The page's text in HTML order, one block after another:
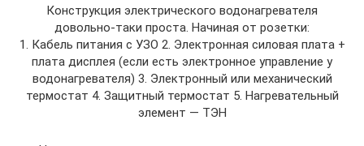
Конструкция электрического водонагревателя
довольно-таки проста. Начиная от розетки:
1. Кабель питания с УЗО 2. Электронная силовая плата +
плата дисплея (если есть электронное управление у
водонагревателя) 3. Электронный или механический
термостат 4. Защитный термостат 5. Нагревательный
элемент — ТЭН